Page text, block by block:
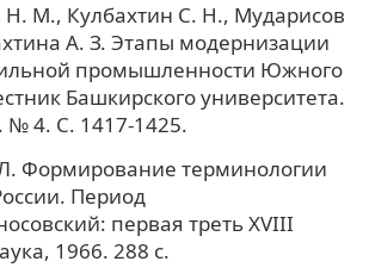
Н. М., Кулбахтин С. Н., Мударисов
А. З. Этапы модернизации
промышленности Южного
Башкирского университета.
№ 4. С. 1417-1425.
Формирование терминологии
Период
первая треть XVIII
1966. 288 с.